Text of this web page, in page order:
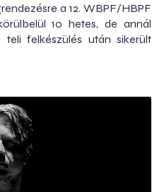
a 12. WBPF/HBPF
10 hetes, de annál
felkészülés után sikerült